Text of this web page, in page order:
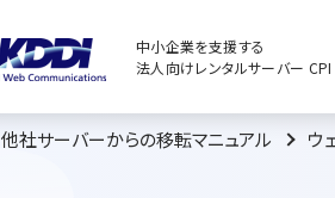
中小企業を支援する
法人向けレンタルサーバー CPI
他社サーバーからの移転マニュアル ウ